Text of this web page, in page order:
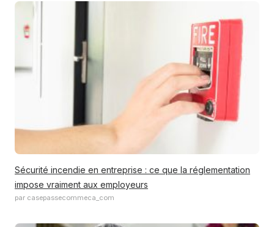
Sécurité incendie en entreprise : ce que la réglementation
impose vraiment aux employeurs
par casepassecommeca_com